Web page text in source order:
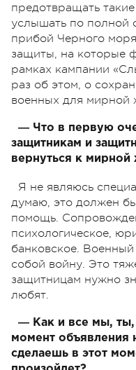
предотвращать
услышать по полной
прибой Черного
защиты, на которые
рамках кампании
раз об этом, о
военных для мирной
― Что в первую
защитникам и
вернуться к
Я не являюсь
думаю, это должен
помощь.
психологическое,
банковское.
собой войну. Это
защитницам нужно
любят.
― Как и все мы, ты,
момент
сделаешь в этот